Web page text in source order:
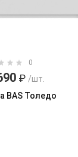
0
₽ /шт.
BAS Толедо